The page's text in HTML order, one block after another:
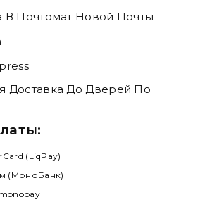
В Почтомат Новой Почты
Доставка До Дверей По
(LiqPay)
(МоноБанк)